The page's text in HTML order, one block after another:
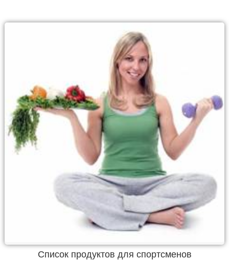
Список продуктов для спортсменов